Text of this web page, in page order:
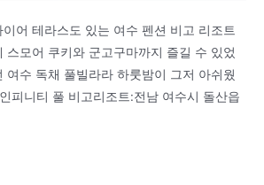
어 테라스도 있는 여수 펜션 비고 리조트
스모어 쿠키와 군고구마까지 즐길 수 있었
여수 독채 풀빌라라 하룻밤이 그저 아쉬웠
피니티 풀 비고리조트:전남 여수시 돌산읍